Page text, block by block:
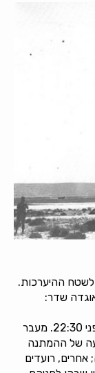
החטיבה לשטח ההיערכות.
שדר:
"הישאר במקומך", פקד אריק שרון, "השין לא לפני 22:30. מעבר
של ההמתנה
אחרים, רועדים